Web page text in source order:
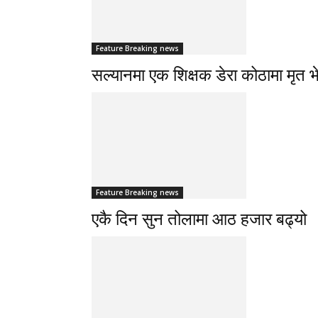
Feature Breaking news
सल्यानमा एक शिक्षक डेरा कोठामा मृत
Feature Breaking news
एकै दिन सुन तोलामा आठ हजार बढ्यो